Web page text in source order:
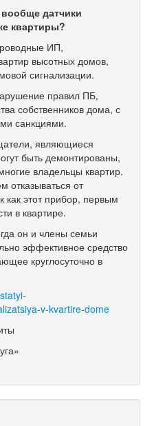
датчики
квартиры?
ИП,
высотных домов,
сигнализации.
правил ПБ,
собственников дома, с
санкциями.
являющиеся
быть демонтированы,
владельцы квартир.
отказываться от
как этот прибор, первым
в квартире.
он и члены семьи
эффективное средство
круглосуточно в
v-kvartire-dome